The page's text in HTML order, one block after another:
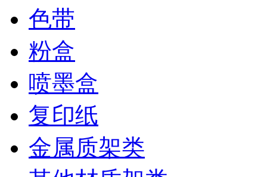
色带
粉盒
喷墨盒
复印纸
金属质架类